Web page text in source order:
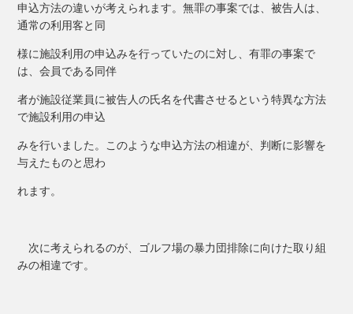
申込方法の違いが考えられます。無罪の事案では、被告人は、
通常の利用客と同
様に施設利用の申込みを行っていたのに対し、有罪の事案で
は、会員である同伴
者が施設従業員に被告人の氏名を代書させるという特異な方法
で施設利用の申込
みを行いました。このような申込方法の相違が、判断に影響を
与えたものと思わ
れます。
次に考えられるのが、ゴルフ場の暴力団排除に向けた取り組
みの相違です。